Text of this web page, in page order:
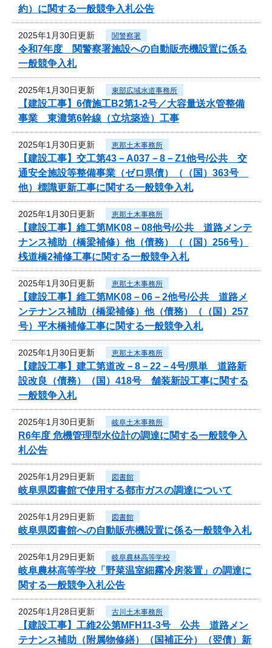
約）に関する一般競争入札公告
2025年1月30日更新 関警察署
令和7年度 関警察署施設への自動販売機設置に係る
一般競争入札
2025年1月30日更新 東部広域水道事務所
【建設工事】6債施工B2第1-2号／大容量送水管整備
事業 東濃第6幹線（立坑築造）工事
2025年1月30日更新 恵那土木事務所
【建設工事】交工第43－A037－8－Z1他号/公共 交
通安全施設等整備事業（ゼロ県債）（（国）363号
他）標識更新工事に関する一般競争入札
2025年1月30日更新 恵那土木事務所
【建設工事】維工第MK08－08他号/公共 道路メンテ
ナンス補助（橋梁補修）他（債務）（（国）256号）
桟道橋2補修工事に関する一般競争入札
2025年1月30日更新 恵那土木事務所
【建設工事】維工第MK08－06－2他号/公共 道路メ
ンテナンス補助（橋梁補修）他（債務）（（国）257
号）平木橋補修工事に関する一般競争入札
2025年1月30日更新 恵那土木事務所
【建設工事】建工第道改－8－22－4号/県単 道路新
設改良（債務）（国）418号 舗装新設工事に関する
一般競争入札
2025年1月30日更新 岐阜土木事務所
R6年度 危機管理型水位計の調達に関する一般競争入
札公告
2025年1月29日更新 図書館
岐阜県図書館で使用する都市ガスの調達について
2025年1月29日更新 図書館
岐阜県図書館への自動販売機設置に係る一般競争入札
2025年1月29日更新 岐阜農林高等学校
岐阜農林高等学校「野菜温室細霧冷房装置」の調達に
関する一般競争入札公告
2025年1月28日更新 古川土木事務所
【建設工事】工維2公第MFH11-3号 公共 道路メン
テナンス補助（附属物修繕）（国補正分）（翌債）新